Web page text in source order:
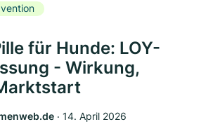
für Hunde: LOY-
- Wirkung,
‧ 14. April 2026